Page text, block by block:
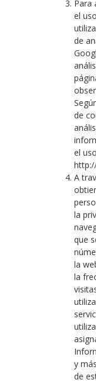
Para
el
de
de
el
A
la
que
la
la
y
de